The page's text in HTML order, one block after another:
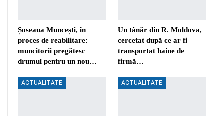
Șoseaua Muncești, în
proces de reabilitare:
muncitorii pregătesc
drumul pentru un nou…
Un tânăr din R. Moldova,
cercetat după ce ar fi
transportat haine de
firmă…
ACTUALITATE ACTUALITATE